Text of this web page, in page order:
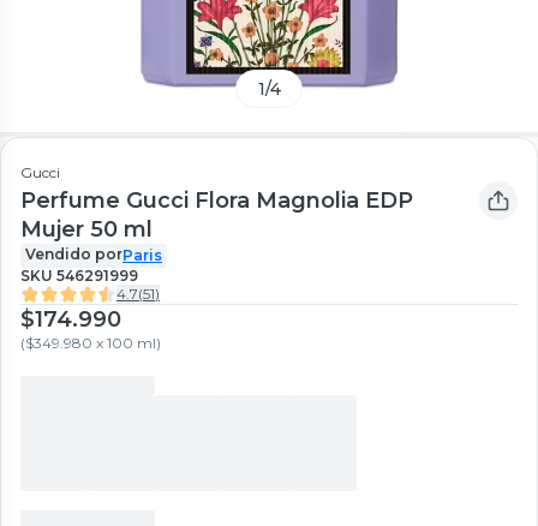
1/4
Gucci
Perfume Gucci Flora Magnolia EDP
Mujer 50 ml
Vendido porParis
SKU 546291999
4.7(51)
$174.990
($349.980 x 100 ml)